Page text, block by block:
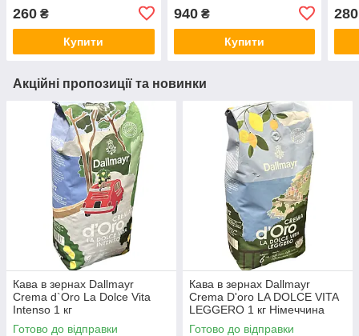
260 ₴
Купити
940₴
Купити
280
Акційні пропозиції та новинки
Кава в зернах Dallmayr
Crema d`Oro La Dolce Vita
Intenso 1 кг
Готово до відправки
Кава в зернах Dallmayr
Crema D'oro LA DOLCE VITA
LEGGERO 1 кг Німеччина
Готово до відправки